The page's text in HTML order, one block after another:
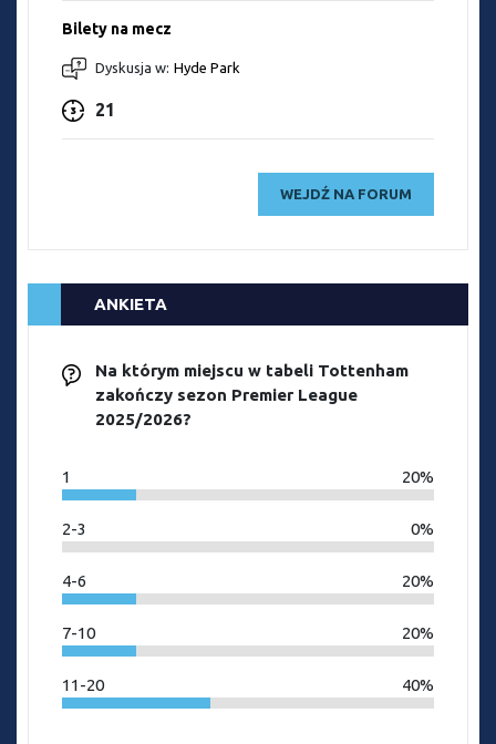
Bilety na mecz
Dyskusja w: Hyde Park
21
WEJDŹ NA FORUM
ANKIETA
Na którym miejscu w tabeli Tottenham
zakończy sezon Premier League
2025/2026?
1 20%
2-3 0%
4-6 20%
7-10 20%
11-20 40%